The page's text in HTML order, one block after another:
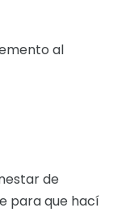
al
de
para que hací